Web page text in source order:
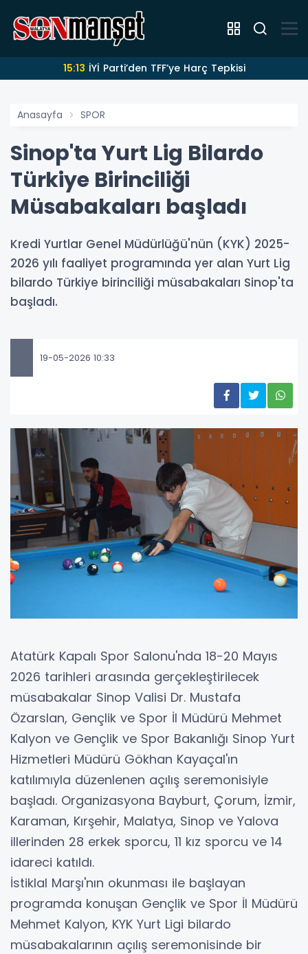
15:13 İYİ Parti’den TFF’ye Harç Tepkisi
Anasayfa SPOR
Sinop'ta Yurt Lig Bilardo
Türkiye Birinciliği
Müsabakaları başladı
Kredi Yurtlar Genel Müdürlüğü'nün (KYK) 2025-
2026 yılı faaliyet programında yer alan Yurt Lig
bilardo Türkiye birinciliği müsabakaları Sinop'ta
başladı.
19-05-2026 10:33
Atatürk Kapalı Spor Salonu'nda 18-20 Mayıs
2026 tarihleri arasında gerçekleştirilecek
müsabakalar Sinop Valisi Dr. Mustafa
Özarslan, Gençlik ve Spor İl Müdürü Mehmet
Kalyon ve Gençlik ve Spor Bakanlığı Sinop Yurt
Hizmetleri Müdürü Gökhan Kayaçal'ın
katılımıyla düzenlenen açılış seremonisiyle
başladı. Organizasyona Bayburt, Çorum, İzmir,
Karaman, Kırşehir, Malatya, Sinop ve Yalova
illerinden 28 erkek sporcu, 11 kız sporcu ve 14
idareci katıldı.
İstiklal Marşı'nın okunması ile başlayan
programda konuşan Gençlik ve Spor İl Müdürü
Mehmet Kalyon, KYK Yurt Ligi bilardo
müsabakalarının açılış seremonisinde bir